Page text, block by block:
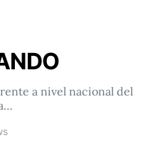
a nivel nacional del